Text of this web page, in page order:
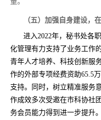
（五）加强自身建设，
进入2022年，秘书处各
化管理有力支持了业务工作
青年人才培养、科技创新服
作的外部专项经费资助65.5
支持。同时，树立精准服务
作成效多次受邀在市科协社
务会员能力得到进一步提升。